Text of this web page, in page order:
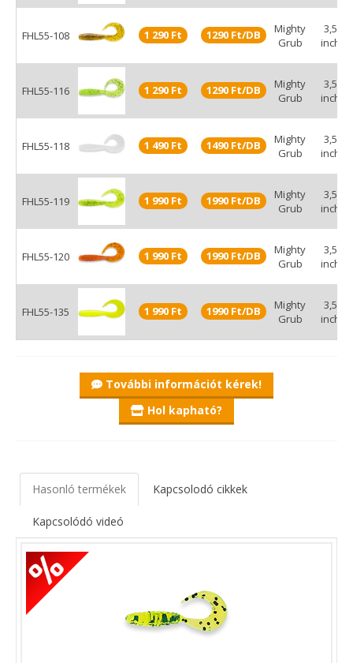
FHL55-108 1 290 Ft 1290 Ft/DB
Mighty
Grub
3,5
inch
FHL55-116 1 290 Ft 1290 Ft/DB
Mighty
Grub
3,5
inch
FHL55-118 1 490 Ft 1490 Ft/DB
Mighty
Grub
3,5
inch
FHL55-119 1 990 Ft 1990 Ft/DB
Mighty
Grub
3,5
inch
FHL55-120 1 990 Ft 1990 Ft/DB
Mighty
Grub
3,5
inch
FHL55-135 1 990 Ft 1990 Ft/DB
Mighty
Grub
3,5
inch
További információt kérek!
Hol kapható?
Hasonló termékek Kapcsolodó cikkek
Kapcsolódó videó